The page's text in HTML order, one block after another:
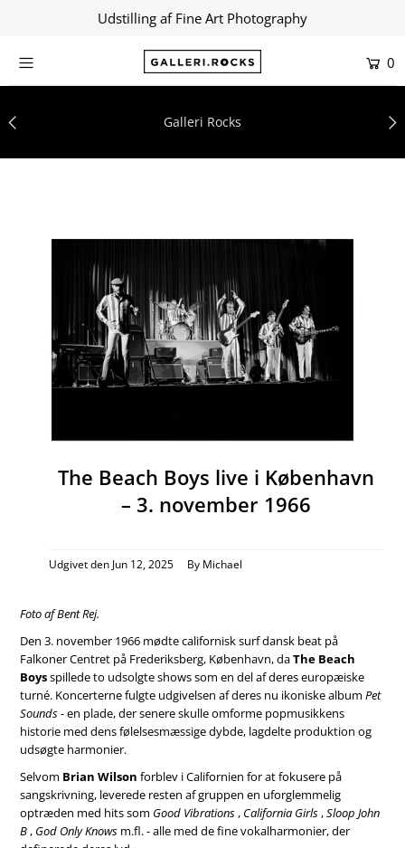
Udstilling af Fine Art Photography
0
Galleri Rocks
The Beach Boys live i København
– 3. november 1966
Udgivet den Jun 12, 2025 By Michael
Foto af Bent Rej.
Den 3. november 1966 mødte californisk surf dansk beat på
Falkoner Centret på Frederiksberg, København, daThe Beach
Boysspillede to udsolgte shows som en del af deres europæiske
turné. Koncerterne fulgte udgivelsen af ​​deres nu ikoniske albumPet
Sounds- en plade, der senere skulle omforme popmusikkens
historie med dens følelsesmæssige dybde, lagdelte produktion og
udsøgte harmonier.
Selvom Brian Wilson forblev i Californien for at fokusere på
sangskrivning, leverede resten af ​​gruppen en uforglemmelig
optræden med hits som Good Vibrations, California Girls,Sloop John
B, God Only Knows m.fl. - alle med de fine vokalharmonier, der
Butik
Log ind eller opret en konto